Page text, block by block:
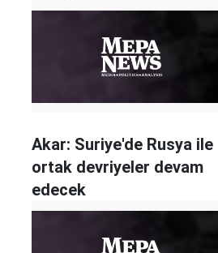
Akar: Suriye'de Rusya ile
ortak devriyeler devam
edecek